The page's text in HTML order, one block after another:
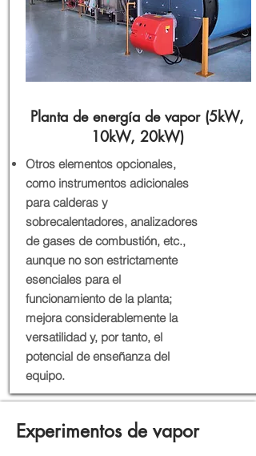
Planta de energía de vapor (5kW,
10kW, 20kW)
Otros elementos opcionales,
como instrumentos adicionales
para calderas y
sobrecalentadores, analizadores
de gases de combustión, etc.,
aunque no son estrictamente
esenciales para el
funcionamiento de la planta;
mejora considerablemente la
versatilidad y, por tanto, el
potencial de enseñanza del
equipo.
Experimentos de vapor